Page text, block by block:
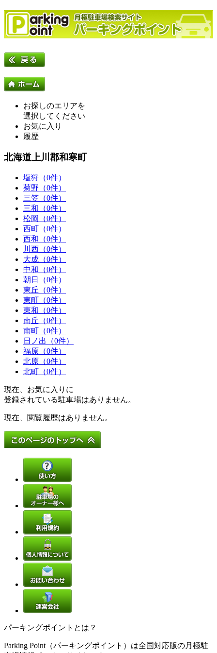
お探しのエリアを
選択してください
お気に入り
履歴
北海道上川郡和寒町
塩狩（0件）
菊野（0件）
三笠（0件）
三和（0件）
松岡（0件）
西町（0件）
西和（0件）
川西（0件）
大成（0件）
中和（0件）
朝日（0件）
東丘（0件）
東町（0件）
東和（0件）
南丘（0件）
南町（0件）
日ノ出（0件）
福原（0件）
北原（0件）
北町（0件）
現在、お気に入りに
登録されている駐車場はありません。
現在、閲覧履歴はありません。
パーキングポイントとは？
Parking Point（パーキングポイント）は全国対応版の月極駐